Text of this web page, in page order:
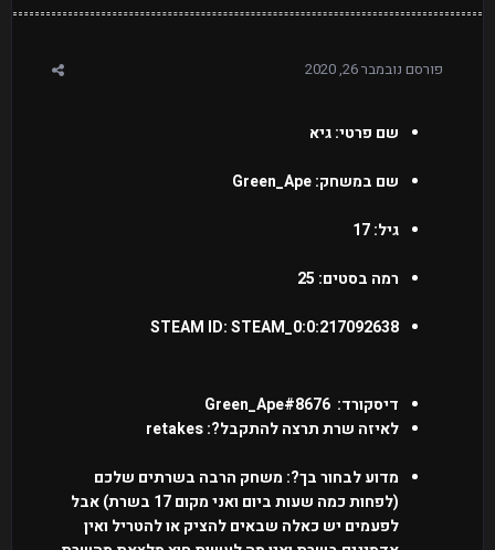
פורסם נובמבר 26, 2020
שם פרטי: גיא
שם במשחק: Green_Ape
גיל: 17
רמה בסטים: 25
STEAM ID: STEAM_0:0:217092638
דיסקורד: Green_Ape#8676
לאיזה שרת תרצה להתקבל?: retakes
מדוע לבחור בך?: משחק הרבה בשרתים שלכם
(לפחות כמה שעות ביום ואני מקום 17 בשרת) אבל
לפעמים יש כאלה שבאים להציק או להטריל ואין